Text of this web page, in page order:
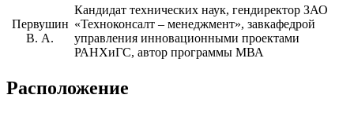
Первушин
В. А.
Кандидат технических наук, гендиректор ЗАО
«Техноконсалт – менеджмент», завкафедрой
управления инновационными проектами
РАНХиГС, автор программы МВА
Расположение